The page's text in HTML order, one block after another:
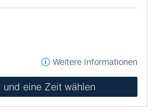
Weitere Informationen
und eine Zeit wählen